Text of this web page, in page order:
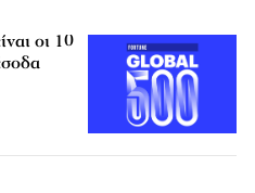
οι 10